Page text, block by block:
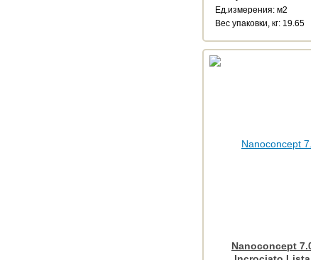
Ед.измерения: м2
Веc упаковки, кг: 19.65
Nanoconcept 7.0